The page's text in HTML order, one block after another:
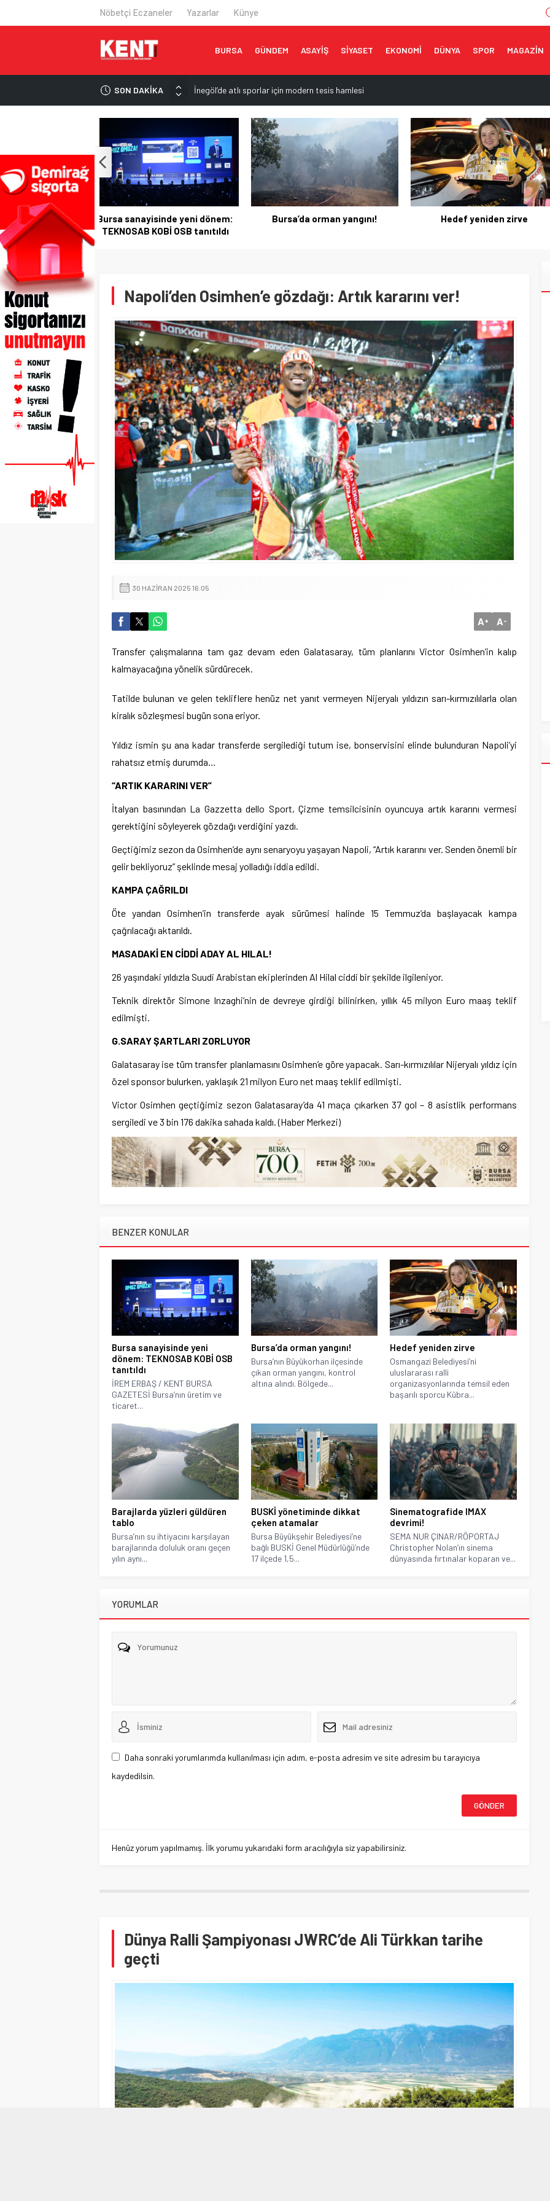
Nöbetçi Eczaneler Yazarlar Künye
BURSA GÜNDEM ASAYİŞ SİYASET EKONOMİ DÜNYA SPOR MAGAZİN
SON DAKİKA
İnegöl’de atlı sporlar için modern tesis hamlesi
Karacabey’de metruk yapılara geçit yok
Çocuklara sinema ve müzikal şölen
Erguvan Bayramı geleceğe taşınıyor
3 ülke arasında ortak savunma anlaşması imzalandı
yeni dönem:
OSB tanıtıldı
Bursa’da orman yangını! Hedef yeniden zirve Barajlarda yüzleri güldüren
Napoli’den Osimhen’e gözdağı: Artık kararını ver!
30 HAZIRAN 2025 16:05
A+ A-
Transfer çalışmalarına tam gaz devam eden Galatasaray, tüm planlarını Victor Osimhen’in kalıp
kalmayacağına yönelik sürdürecek.
Tatilde bulunan ve gelen tekliflere henüz net yanıt vermeyen Nijeryalı yıldızın sarı-kırmızılılarla olan
kiralık sözleşmesi bugün sona eriyor.
Yıldız ismin şu ana kadar transferde sergilediği tutum ise, bonservisini elinde bulunduran Napoli’yi
rahatsız etmiş durumda…
“ARTIK KARARINI VER”
İtalyan basınından La Gazzetta dello Sport, Çizme temsilcisinin oyuncuya artık kararını vermesi
gerektiğini söyleyerek gözdağı verdiğini yazdı.
Geçtiğimiz sezon da Osimhen’de aynı senaryoyu yaşayan Napoli, “Artık kararını ver. Senden önemli bir
gelir bekliyoruz” şeklinde mesaj yolladığı iddia edildi.
KAMPA ÇAĞRILDI
Öte yandan Osimhen’in transferde ayak sürümesi halinde 15 Temmuz’da başlayacak kampa
çağrılacağı aktarıldı.
MASADAKİ EN CİDDİ ADAY AL HILAL!
26 yaşındaki yıldızla Suudi Arabistan ekiplerinden Al Hilal ciddi bir şekilde ilgileniyor.
Teknik direktör Simone Inzaghi’nin de devreye girdiği bilinirken, yıllık 45 milyon Euro maaş teklif
edilmişti.
G.SARAY ŞARTLARI ZORLUYOR
Galatasaray ise tüm transfer planlamasını Osimhen’e göre yapacak. Sarı-kırmızılılar Nijeryalı yıldız için
özel sponsor bulurken, yaklaşık 21 milyon Euro net maaş teklif edilmişti.
Victor Osimhen geçtiğimiz sezon Galatasaray’da 41 maça çıkarken 37 gol – 8 asistlik performans
sergiledi ve 3 bin 176 dakika sahada kaldı. (Haber Merkezi)
BENZER KONULAR
Bursa sanayisinde yeni
dönem: TEKNOSAB KOBİ OSB
tanıtıldı
İREM ERBAŞ / KENT BURSA
GAZETESİ Bursa’nın üretim ve
ticaret...
Bursa’da orman yangını!
Bursa’nın Büyükorhan ilçesinde
çıkan orman yangını, kontrol
altına alındı. Bölgede...
Hedef yeniden zirve
Osmangazi Belediyesi’ni
uluslararası ralli
organizasyonlarında temsil eden
başarılı sporcu Kübra...
Barajlarda yüzleri güldüren
tablo
Bursa’nın su ihtiyacını karşılayan
barajlarında doluluk oranı geçen
yılın aynı...
BUSKİ yönetiminde dikkat
çeken atamalar
Bursa Büyükşehir Belediyesi’ne
bağlı BUSKİ Genel Müdürlüğü’nde
17 ilçede 1,5...
Sinematografide IMAX
devrimi!
SEMA NUR ÇINAR/RÖPORTAJ
Christopher Nolan’ın sinema
dünyasında fırtınalar koparan ve...
YORUMLAR
Daha sonraki yorumlarımda kullanılması için adım, e-posta adresim ve site adresim bu tarayıcıya
kaydedilsin.
Henüz yorum yapılmamış. İlk yorumu yukarıdaki form aracılığıyla siz yapabilirsiniz.
Dünya Ralli Şampiyonası JWRC’de Ali Türkkan tarihe
geçti